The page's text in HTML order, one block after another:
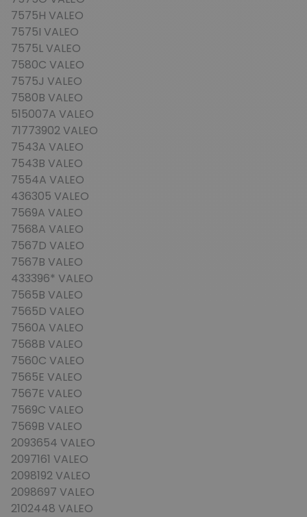
7575H VALEO
7575I VALEO
7575L VALEO
7580C VALEO
7575J VALEO
7580B VALEO
515007A VALEO
71773902 VALEO
7543A VALEO
7543B VALEO
7554A VALEO
436305 VALEO
7569A VALEO
7568A VALEO
7567D VALEO
7567B VALEO
433396* VALEO
7565B VALEO
7565D VALEO
7560A VALEO
7568B VALEO
7560C VALEO
7565E VALEO
7567E VALEO
7569C VALEO
7569B VALEO
2093654 VALEO
2097161 VALEO
2098192 VALEO
2098697 VALEO
2102448 VALEO